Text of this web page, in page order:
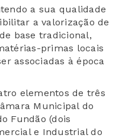
a sua qualidade
a valorização de
base tradicional,
primas locais
associadas à época
elementos de três
Municipal do
Fundão (dois
e Industrial do